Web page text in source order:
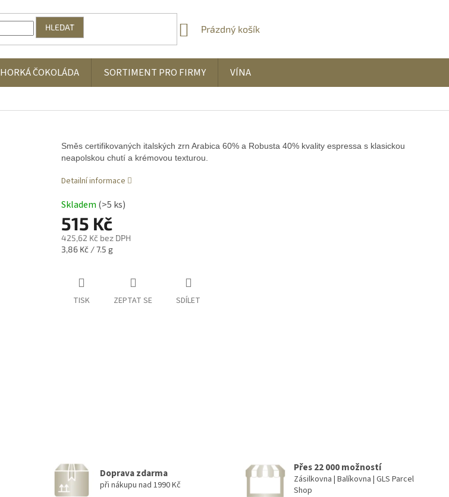
HLEDAT
NÁKUPNÍ
Prázdný košík
HORKÁ ČOKOLÁDA SORTIMENT PRO FIRMY VÍNA
515 Kč
425,62 Kč bez DPH
Měrná
3,86 Kč / 7.5 g
Skladem (>5 ks)
Směs certifikovaných italských zrn Arabica 60% a Robusta 40% kvality espressa s klasickou
neapolskou chutí a krémovou texturou.
Detailní informace
TISK ZEPTAT SE SDÍLET
Doprava zdarma
při nákupu nad 1990 Kč
Přes 22 000 možností
Zásilkovna | Balíkovna | GLS Parcel
Shop